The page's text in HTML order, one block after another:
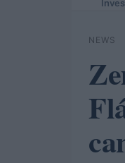
NEWS